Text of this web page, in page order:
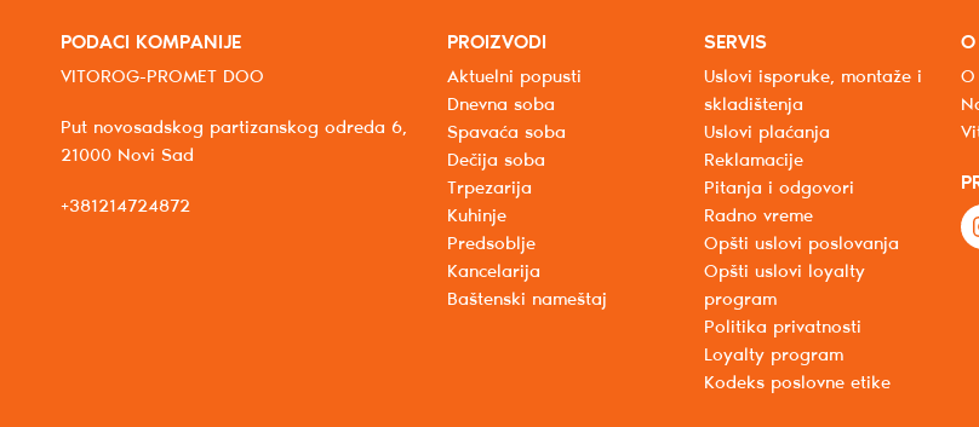
PODACI KOMPANIJE
VITOROG-PROMET DOO
Put novosadskog partizanskog odreda 6,
21000 Novi Sad
+381214724872
PROIZVODI
Aktuelni popusti
Dnevna soba
Spavaća soba
Dečija soba
Trpezarija
Kuhinje
Predsoblje
Kancelarija
Baštenski nameštaj
SERVIS
Uslovi isporuke, montaže i
skladištenja
Uslovi plaćanja
Reklamacije
Pitanja i odgovori
Radno vreme
Opšti uslovi poslovanja
Opšti uslovi loyalty
program
Politika privatnosti
Loyalty program
Kodeks poslovne etike
O